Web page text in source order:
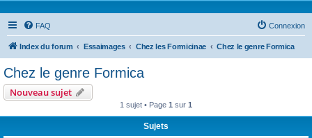
FAQ Connexion
Index du forum Essaimages Chez les Formicinae Chez le genre Formica
Chez le genre Formica
Nouveau sujet
1 sujet • Page 1 sur 1
Sujets